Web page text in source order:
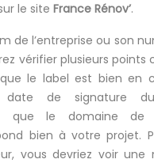
le site France Rénov’.
de l’entreprise ou son
vérifier plusieurs points
le label est bien en
de signature du
que le domaine de
bien à votre projet.
vous devriez voir une